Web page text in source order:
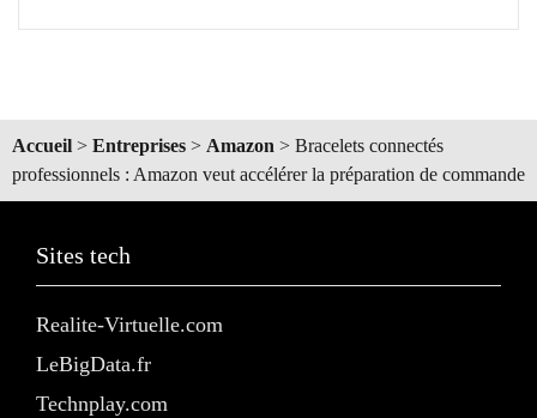
Accueil > Entreprises > Amazon > Bracelets connectés
professionnels : Amazon veut accélérer la préparation de commande
Sites tech
Realite-Virtuelle.com
LeBigData.fr
Technplay.com